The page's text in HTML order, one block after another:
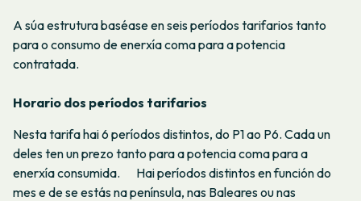
A súa estrutura baséase en seis períodos tarifarios tanto
para o consumo de enerxía coma para a potencia
contratada.
Horario dos períodos tarifarios
Nesta tarifa hai 6 períodos distintos, do P1 ao P6. Cada un
deles ten un prezo tanto para a potencia coma para a
enerxía consumida. Hai períodos distintos en función do
mes e de se estás na península, nas Baleares ou nas